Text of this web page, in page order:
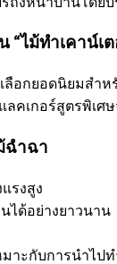
“ไม้ทำเคาน์เ
ลือกยอดนิยมสำ
คเกอร์สูตรพิเศ
ฉำฉา
รงสูง
ได้อย่างยาวนาน
าะกับการนำไป